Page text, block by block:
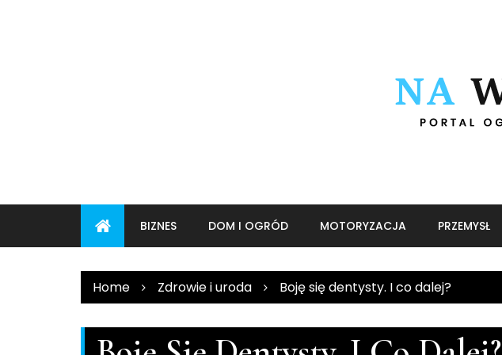
BIZNES DOM I OGRÓD MOTORYZACJA PRZEMYSŁ
Home Zdrowie i uroda Boję się dentysty. I co dalej?